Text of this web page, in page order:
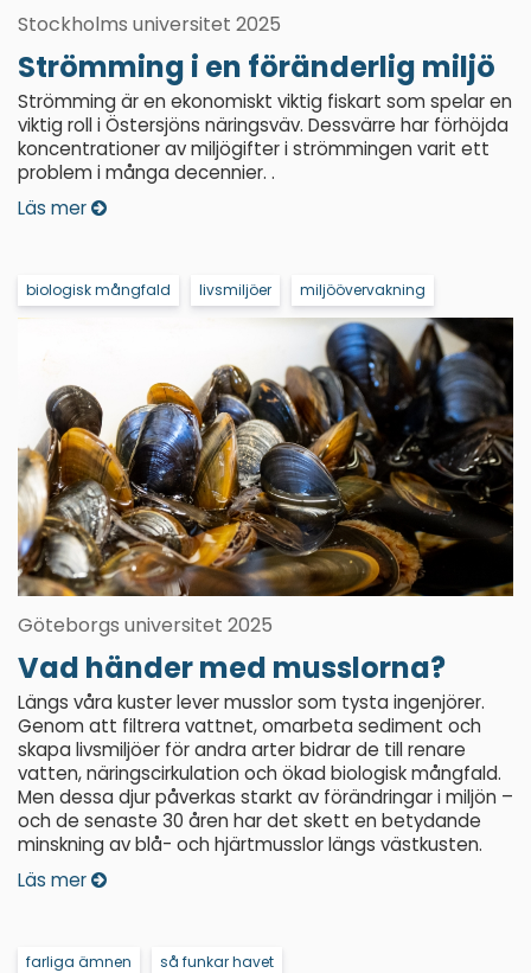
Stockholms universitet 2025
Strömming i en föränderlig miljö
Strömming är en ekonomiskt viktig fiskart som spelar en
viktig roll i Östersjöns näringsväv. Dessvärre har förhöjda
koncentrationer av miljögifter i strömmingen varit ett
problem i många decennier. .
Läs mer
biologisk mångfald livsmiljöer miljöövervakning
Göteborgs universitet 2025
Vad händer med musslorna?
Längs våra kuster lever musslor som tysta ingenjörer.
Genom att filtrera vattnet, omarbeta sediment och
skapa livsmiljöer för andra arter bidrar de till renare
vatten, näringscirkulation och ökad biologisk mångfald.
Men dessa djur påverkas starkt av förändringar i miljön –
och de senaste 30 åren har det skett en betydande
minskning av blå- och hjärtmusslor längs västkusten.
Läs mer
farliga ämnen så funkar havet